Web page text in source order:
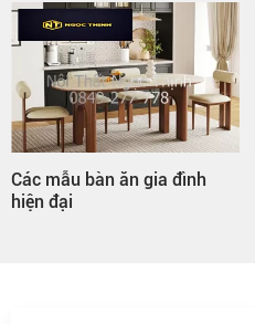
Các mẫu bàn ăn gia đình
hiện đại